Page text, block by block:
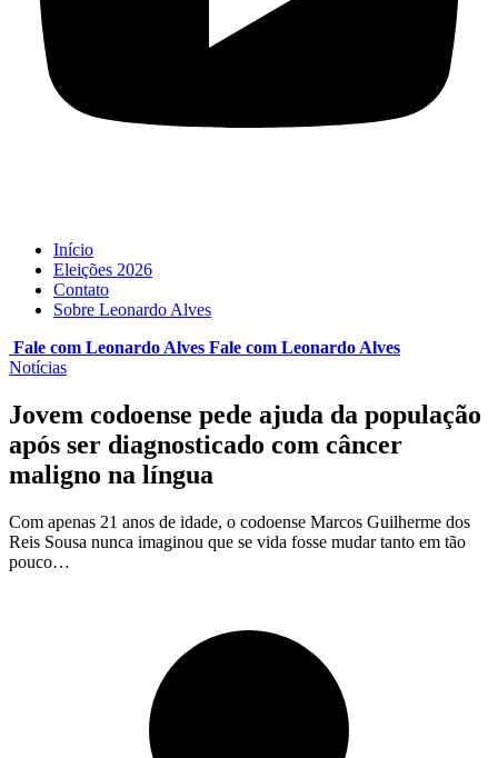
Início
Eleições 2026
Contato
Sobre Leonardo Alves
Fale com Leonardo Alves Fale com Leonardo Alves
Notícias
Jovem codoense pede ajuda da população
após ser diagnosticado com câncer
maligno na língua
Com apenas 21 anos de idade, o codoense Marcos Guilherme dos
Reis Sousa nunca imaginou que se vida fosse mudar tanto em tão
pouco…